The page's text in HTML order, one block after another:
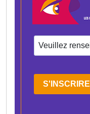
S'INSCRIRE